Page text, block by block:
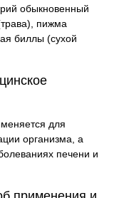
обыкновенный
пижма
биллы (сухой
для
организма, а
печени и